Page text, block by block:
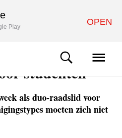
studenten
als duo-raadslid voor
moeten zich niet
Play OPEN